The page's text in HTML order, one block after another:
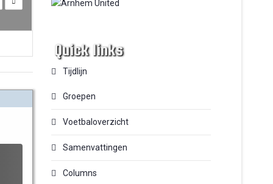
Quick links
Tijdlijn
Groepen
Voetbaloverzicht
Samenvattingen
Columns